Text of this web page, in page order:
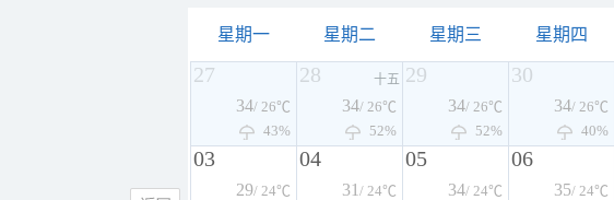
星期一 星期二 星期三 星期四
27
34/ 26℃
43%
28 十五
34/ 26℃
52%
29
34/ 26℃
52%
30
34/ 26℃
40%
03
29/ 24℃
04
31 / 24℃
05
34/ 24℃
06
35/ 24℃